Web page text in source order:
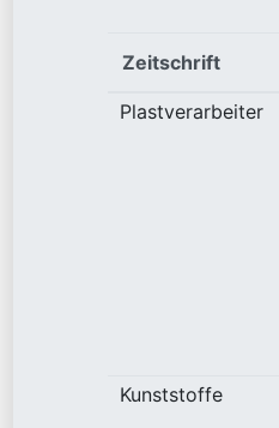
Zeitschrift
Plastverarbeiter
Kunststoffe